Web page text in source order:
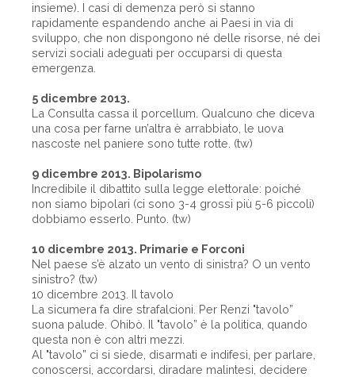
insieme). I casi di demenza però si stanno
rapidamente espandendo anche ai Paesi in via di
sviluppo, che non dispongono né delle risorse, né dei
servizi sociali adeguati per occuparsi di questa
emergenza.
5 dicembre 2013.
La Consulta cassa il porcellum. Qualcuno che diceva
una cosa per farne un’altra è arrabbiato, le uova
nascoste nel paniere sono tutte rotte. (tw)
9 dicembre 2013. Bipolarismo
Incredibile il dibattito sulla legge elettorale: poiché
non siamo bipolari (ci sono 3-4 grossi più 5-6 piccoli)
dobbiamo esserlo. Punto. (tw)
10 dicembre 2013. Primarie e Forconi
Nel paese s’è alzato un vento di sinistra? O un vento
sinistro? (tw)
10 dicembre 2013. Il tavolo
La sicumera fa dire strafalcioni. Per Renzi "tavolo”
suona palude. Ohibò. Il "tavolo” è la politica, quando
questa non è con altri mezzi.
Al "tavolo” ci si siede, disarmati e indifesi, per parlare,
conoscersi, accordarsi, diradare malintesi, decidere